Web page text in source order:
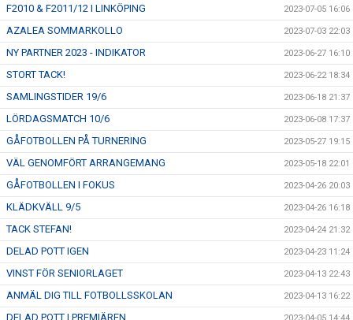
F2010 & F2011/12 I LINKÖPING 2023-07-05 16:06
AZALEA SOMMARKOLLO 2023-07-03 22:03
NY PARTNER 2023 - INDIKATOR 2023-06-27 16:10
STORT TACK! 2023-06-22 18:34
SAMLINGSTIDER 19/6 2023-06-18 21:37
LÖRDAGSMATCH 10/6 2023-06-08 17:37
GÅFOTBOLLEN PÅ TURNERING 2023-05-27 19:15
VÄL GENOMFÖRT ARRANGEMANG 2023-05-18 22:01
GÅFOTBOLLEN I FOKUS 2023-04-26 20:03
KLÄDKVÄLL 9/5 2023-04-26 16:18
TACK STEFAN! 2023-04-24 21:32
DELAD POTT IGEN 2023-04-23 11:24
VINST FÖR SENIORLAGET 2023-04-13 22:43
ANMÄL DIG TILL FOTBOLLSSKOLAN 2023-04-13 16:22
DELAD POTT I PREMIÄREN 2023-04-05 14:44